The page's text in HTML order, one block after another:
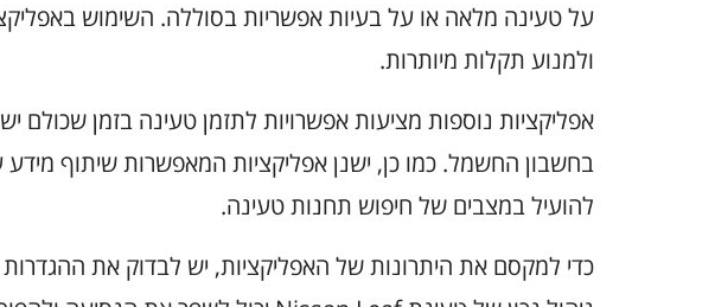
על טעינה מלאה או על בעיות אפשריות בסוללה. השימוש
ולמנוע תקלות מיותרות.
אפליקציות נוספות מציעות אפשרויות לתזמן טעינה בזמן שכולם
בחשבון החשמל. כמו כן, ישנן אפליקציות המאפשרות שיתוף מידע
להועיל במצבים של חיפוש תחנות טעינה.
כדי למקסם את היתרונות של האפליקציות, יש לבדוק את ההגדרות